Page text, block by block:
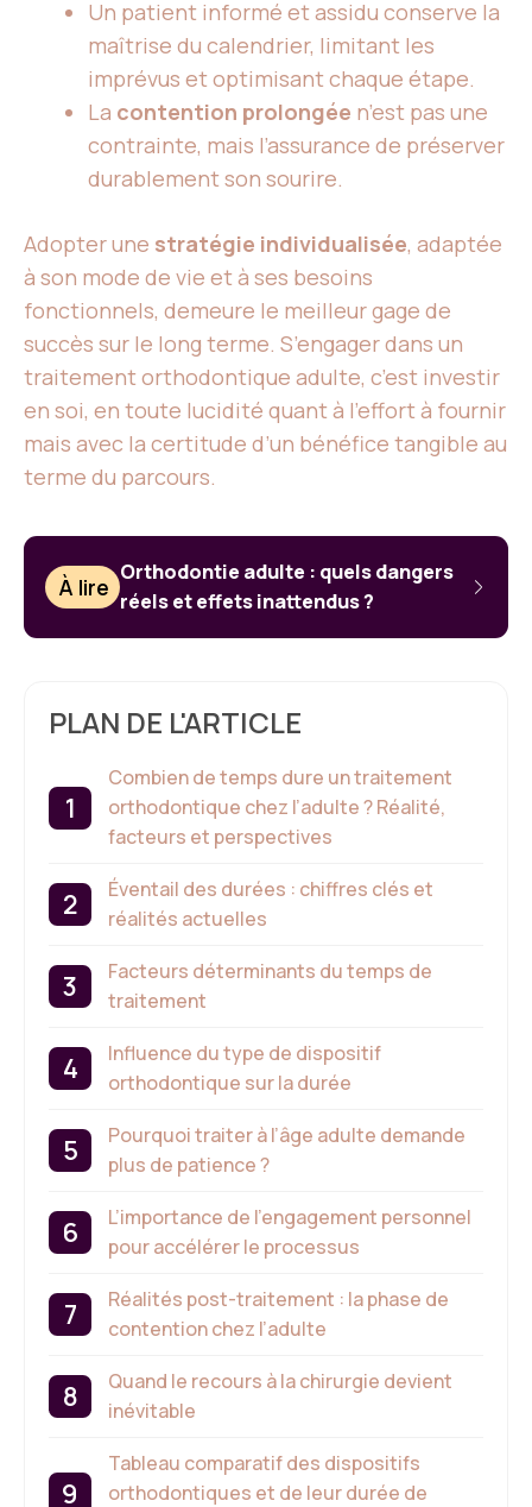
Un patient informé et assidu conserve la
maîtrise du calendrier, limitant les
imprévus et optimisant chaque étape.
La contention prolongée n’est pas une
contrainte, mais l’assurance de préserver
durablement son sourire.
Adopter une stratégie individualisée, adaptée
à son mode de vie et à ses besoins
fonctionnels, demeure le meilleur gage de
succès sur le long terme. S’engager dans un
traitement orthodontique adulte, c’est investir
en soi, en toute lucidité quant à l’effort à fournir
mais avec la certitude d’un bénéfice tangible au
terme du parcours.
À lire
Orthodontie adulte : quels dangers
réels et effets inattendus ?
PLAN DE L'ARTICLE
Combien de temps dure un traitement
orthodontique chez l’adulte ? Réalité,
facteurs et perspectives
Éventail des durées : chiffres clés et
réalités actuelles
Facteurs déterminants du temps de
traitement
Influence du type de dispositif
orthodontique sur la durée
Pourquoi traiter à l’âge adulte demande
plus de patience ?
L’importance de l’engagement personnel
pour accélérer le processus
Réalités post-traitement : la phase de
contention chez l’adulte
Quand le recours à la chirurgie devient
inévitable
Tableau comparatif des dispositifs
orthodontiques et de leur durée de